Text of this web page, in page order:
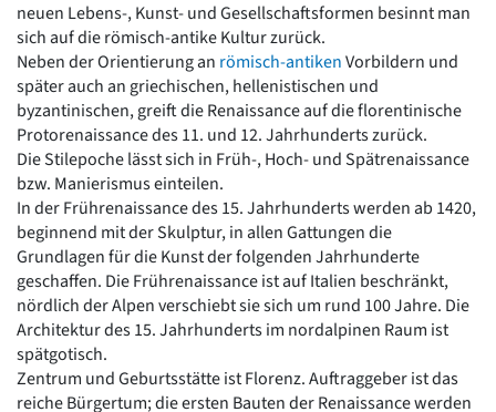
Römische Antike
Über uns
Über baukunst-nrw
Fachbeirat
Freunde & Förderer
Kontakt
Impressum
Datenschutz
Suchbegriff eingeben
neuen Lebens-, Kunst- und Gesellschaftsformen besinnt man
sich auf die römisch-antike Kultur zurück.
Neben der Orientierung an römisch-antikenVorbildern und
später auch an griechischen, hellenistischen und
byzantinischen, greift die Renaissance auf die florentinische
Protorenaissance des 11. und 12. Jahrhunderts zurück.
Die Stilepoche lässt sich in Früh-, Hoch- und Spätrenaissance
bzw. Manierismus einteilen.
In der Frührenaissance des 15. Jahrhunderts werden ab 1420,
beginnend mit der Skulptur, in allen Gattungen die
Grundlagen für die Kunst der folgenden Jahrhunderte
geschaffen. Die Frührenaissance ist auf Italien beschränkt,
nördlich der Alpen verschiebt sie sich um rund 100 Jahre. Die
Architektur des 15. Jahrhunderts im nordalpinen Raum ist
spätgotisch.
Zentrum und Geburtsstätte ist Florenz. Auftraggeber ist das
reiche Bürgertum; die ersten Bauten der Renaissance werden